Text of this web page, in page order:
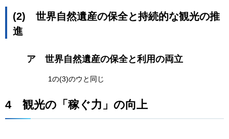
(2)
世界自然遺産の保全と持続的な観光の推
進
ア 世界自然遺産の保全と利用の両立
1の(3)のウと同じ
4​​​​​​ 観光の「稼ぐ力」の向上